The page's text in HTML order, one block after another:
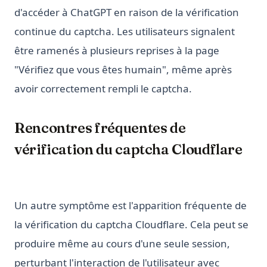
d'accéder à ChatGPT en raison de la vérification
continue du captcha. Les utilisateurs signalent
être ramenés à plusieurs reprises à la page
"Vérifiez que vous êtes humain", même après
avoir correctement rempli le captcha.
Rencontres fréquentes de
vérification du captcha Cloudflare
Un autre symptôme est l'apparition fréquente de
la vérification du captcha Cloudflare. Cela peut se
produire même au cours d'une seule session,
perturbant l'interaction de l'utilisateur avec